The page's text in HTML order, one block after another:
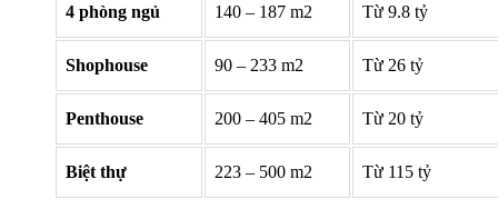
4 phòng ngủ 140 – 187 m2 Từ 9.8 tỷ
Shophouse 90 – 233 m2 Từ 26 tỷ
Penthouse 200 – 405 m2 Từ 20 tỷ
Biệt thự 223 – 500 m2 Từ 115 tỷ